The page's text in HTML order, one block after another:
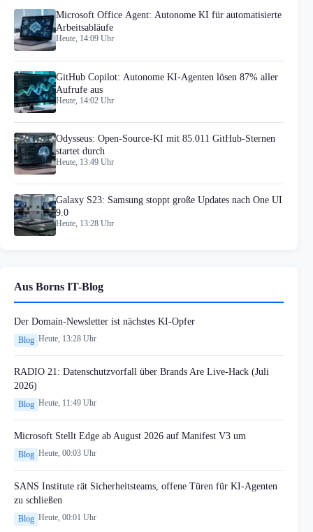
Microsoft Office Agent: Autonome KI für automatisierte
Arbeitsabläufe
Heute, 14:09 Uhr
GitHub Copilot: Autonome KI-Agenten lösen 87% aller
Aufrufe aus
Heute, 14:02 Uhr
Odysseus: Open-Source-KI mit 85.011 GitHub-Sternen
startet durch
Heute, 13:49 Uhr
Galaxy S23: Samsung stoppt große Updates nach One UI
9.0
Heute, 13:28 Uhr
Aus Borns IT-Blog
Der Domain-Newsletter ist nächstes KI-Opfer
Blog Heute, 13:28 Uhr
RADIO 21: Datenschutzvorfall über Brands Are Live-Hack (Juli
2026)
Blog Heute, 11:49 Uhr
Microsoft Stellt Edge ab August 2026 auf Manifest V3 um
Blog Heute, 00:03 Uhr
SANS Institute rät Sicherheitsteams, offene Türen für KI-Agenten
zu schließen
Blog Heute, 00:01 Uhr